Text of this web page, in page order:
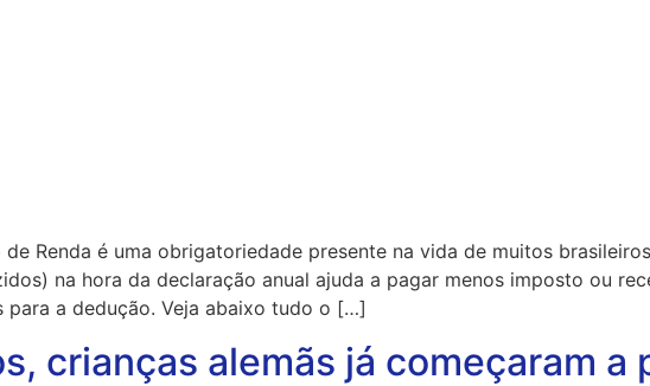
Renda é uma obrigatoriedade presente na vida de muitos
na hora da declaração anual ajuda a pagar menos imposto ou
para a dedução. Veja abaixo tudo o […]
crianças alemãs já começaram